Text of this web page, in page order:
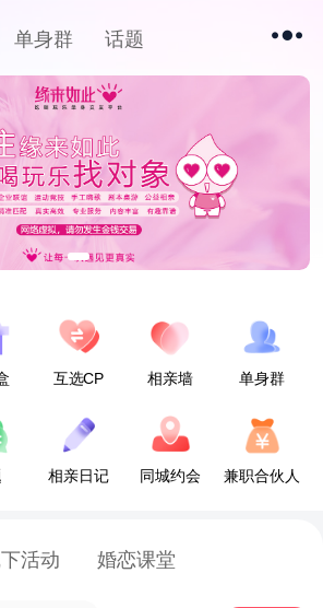
单身群 话题
互选CP 相亲墙 单身群
相亲日记 同城约会 兼职合伙人
活动 婚恋课堂